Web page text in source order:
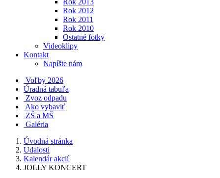
Rok 2013
Rok 2012
Rok 2011
Rok 2010
Ostatné fotky
Videoklipy
Kontakt
Napíšte nám
Voľby 2026
Úradná tabuľa
Zvoz odpadu
Ako vybaviť
ZŠ a MŠ
Galéria
Úvodná stránka
Udalosti
Kalendár akcií
JOLLY KONCERT